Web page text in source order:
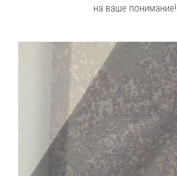
на ваше понимание!